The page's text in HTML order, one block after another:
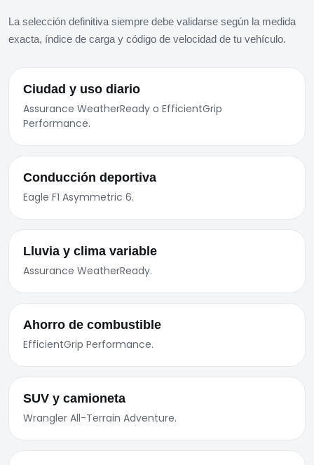
La selección definitiva siempre debe validarse según la medida
exacta, índice de carga y código de velocidad de tu vehículo.
Ciudad y uso diario
Assurance WeatherReady o EfficientGrip
Performance.
Conducción deportiva
Eagle F1 Asymmetric 6.
Lluvia y clima variable
Assurance WeatherReady.
Ahorro de combustible
EfficientGrip Performance.
SUV y camioneta
Wrangler All-Terrain Adventure.